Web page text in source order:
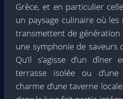
Grèce, et en particulier
un paysage culinaire où
transmettent de
une symphonie de saveurs
Qu’il s’agisse d’un
terrasse isolée ou
charme d’une taverne